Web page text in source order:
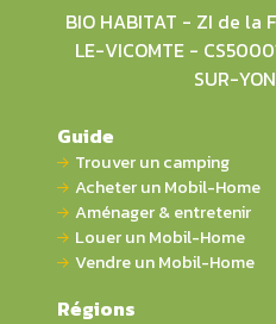
BIO HABITAT - ZI de la
LE-VICOMTE -
SUR-
Guide
Trouver un camping
Acheter un Mobil-Home
Aménager & entretenir
Louer un Mobil-Home
Vendre un Mobil-Home
Régions